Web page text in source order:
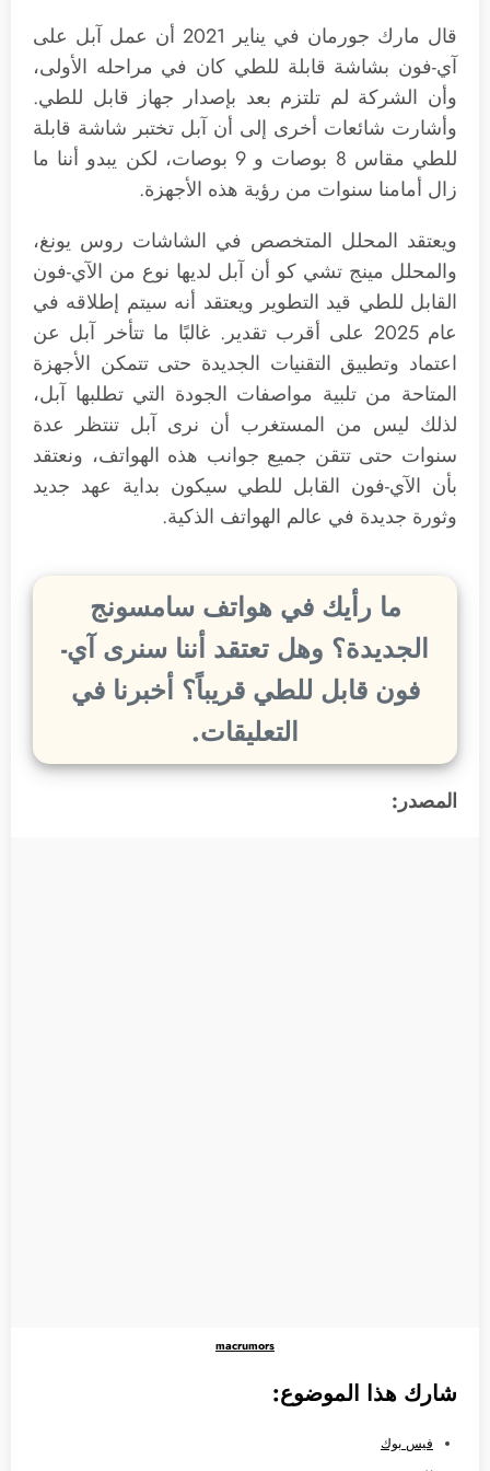
قال مارك جورمان في يناير 2021 أن عمل آبل على
آي-فون بشاشة قابلة للطي كان في مراحله الأولى،
وأن الشركة لم تلتزم بعد بإصدار جهاز قابل للطي.
وأشارت شائعات أخرى إلى أن آبل تختبر شاشة قابلة
للطي مقاس 8 بوصات و 9 بوصات، لكن يبدو أننا ما
زال أمامنا سنوات من رؤية هذه الأجهزة.
ويعتقد المحلل المتخصص في الشاشات روس يونغ،
والمحلل مينج تشي كو أن آبل لديها نوع من الآي-فون
القابل للطي قيد التطوير ويعتقد أنه سيتم إطلاقه في
عام 2025 على أقرب تقدير. غالبًا ما تتأخر آبل عن
اعتماد وتطبيق التقنيات الجديدة حتى تتمكن الأجهزة
المتاحة من تلبية مواصفات الجودة التي تطلبها آبل،
لذلك ليس من المستغرب أن نرى آبل تنتظر عدة
سنوات حتى تتقن جميع جوانب هذه الهواتف، ونعتقد
بأن الآي-فون القابل للطي سيكون بداية عهد جديد
وثورة جديدة في عالم الهواتف الذكية.
ما رأيك في هواتف سامسونج
الجديدة؟ وهل تعتقد أننا سنرى آي-
فون قابل للطي قريباً؟ أخبرنا في
التعليقات.
المصدر:
macrumors
شارك هذا الموضوع:
فيس بوك